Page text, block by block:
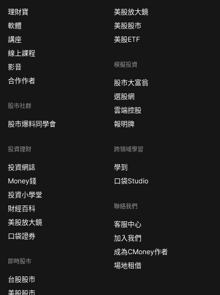
理財寶
軟體
講座
線上課程
影音
合作作者
股市社群
股市爆料同學會
投資理財
投資網誌
Money錢
投資小學堂
財經百科
美股放大鏡
口袋證券
即時股市
台股股市
美股股市
美股放大鏡
美股股市
美股ETF
模擬投資
股市大富翁
選股網
雲端控股
報明牌
跨領域學習
學到
口袋Studio
聯絡我們
客服中心
加入我們
成為CMoney作者
場地租借